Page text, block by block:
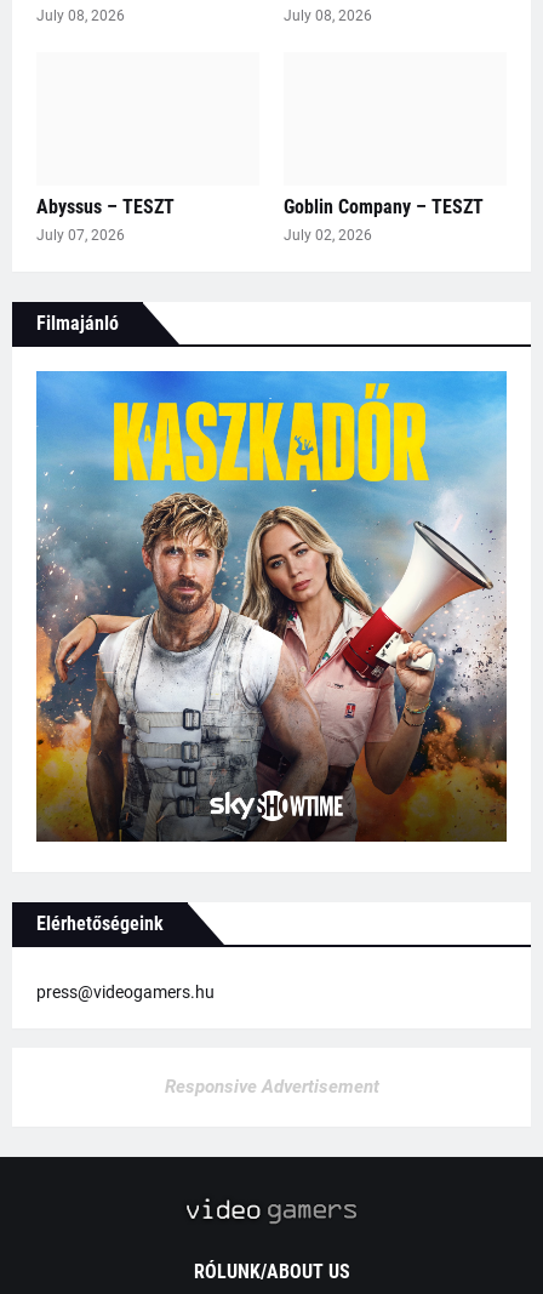
July 08, 2026 July 08, 2026
Abyssus – TESZT
July 07, 2026
Goblin Company – TESZT
July 02, 2026
Filmajánló
Elérhetőségeink
press@videogamers.hu
Responsive Advertisement
RÓLUNK/ABOUT US